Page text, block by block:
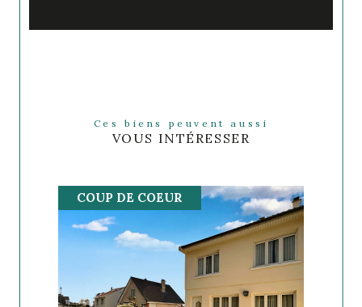
Ces biens peuvent aussi
VOUS INTÉRESSER
COUP DE COEUR